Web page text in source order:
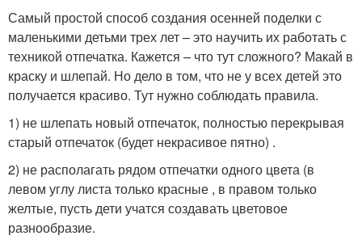
Самый простой способ создания осенней поделки с
маленькими детьми трех лет – это научить их работать с
техникой отпечатка. Кажется – что тут сложного? Макай в
краску и шлепай. Но дело в том, что не у всех детей это
получается красиво. Тут нужно соблюдать правила.
1) не шлепать новый отпечаток, полностью перекрывая
старый отпечаток (будет некрасивое пятно) .
2) не располагать рядом отпечатки одного цвета (в
левом углу листа только красные , в правом только
желтые, пусть дети учатся создавать цветовое
разнообразие.